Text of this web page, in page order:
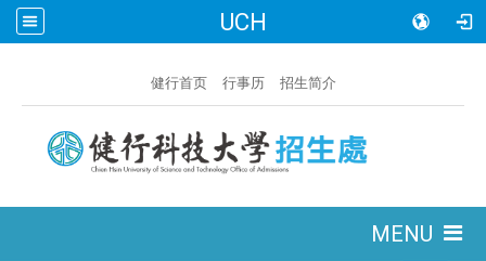
UCH
健行首页 行事历 招生简介
MENU